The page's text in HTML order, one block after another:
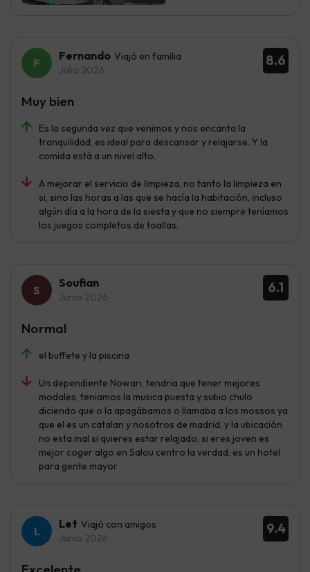
8.6
Fernando Viajó en familia
Julio 2026
Es la segunda vez que venimos y nos encanta la
tranquilidad, es ideal para descansar y relajarse. Y la
comida está a un nivel alto.
A mejorar el servicio de limpieza, no tanto la limpieza en
si, sino las horas a las que se hacía la habitación, incluso
algún día a la hora de la siesta y que no siempre teníamos
los juegos completos de toallas.
Muy bien
6.1
Soufian
Junio 2026
el buffete y la piscina
Un dependiente Nowari, tendria que tener mejores
modales, teniamos la musica puesta y subio chulo
diciendo que o la apagábamos o llamaba a los mossos ya
que el es un catalan y nosotros de madrid, y la ubicación
no esta mal si quieres estar relajado, si eres joven es
mejor coger algo en Salou centro la verdad, es un hotel
para gente mayor
Normal
9.4
Let Viajó con amigos
Junio 2026